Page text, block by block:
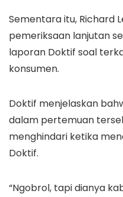
Sementara itu, Richard
pemeriksaan lanjutan
laporan Doktif soal
konsumen.
Doktif menjelaskan
dalam pertemuan
menghindari ketika
Doktif.
“Ngobrol, tapi dianya